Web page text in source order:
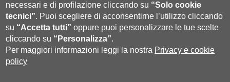
necessari e di profilazione cliccando su “Solo cookie
tecnici”. Puoi scegliere di acconsentirne l’utilizzo cliccando
su “Accetta tutti” oppure puoi personalizzare le tue scelte
cliccando su “Personalizza”.
Per maggiori informazioni leggi la nostra Privacy e cookie
policy